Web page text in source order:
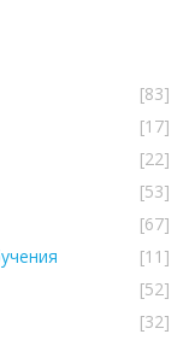
[83]
[17]
[22]
[53]
[67]
[11]
[52]
[32]